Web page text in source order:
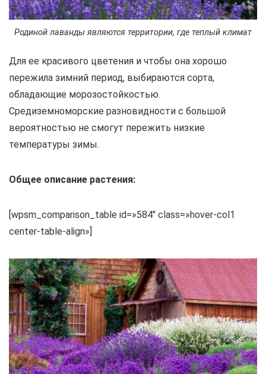
Родиной лаванды являются территории, где теплый климат
Для ее красивого цветения и чтобы она хорошо
пережила зимний период, выбираются сорта,
обладающие морозостойкостью.
Средиземноморские разновидности с большой
вероятностью не смогут пережить низкие
температуры зимы.
Общее описание растения:
[wpsm_comparison_table id=»584″ class=»hover-col1
center-table-align»]